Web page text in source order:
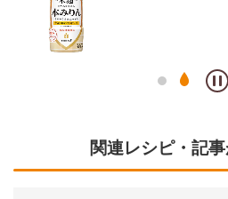
関連レシピ・記